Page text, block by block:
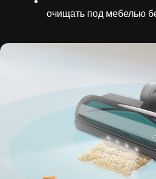
очищать под мебелью